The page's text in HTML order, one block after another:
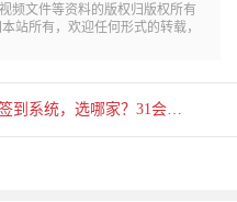
频文件等资料的版权归版权所有
站所有，欢迎任何形式的转载，
到系统，选哪家？31会议